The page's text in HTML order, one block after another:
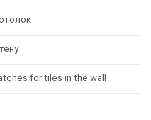
for tiles in the wall